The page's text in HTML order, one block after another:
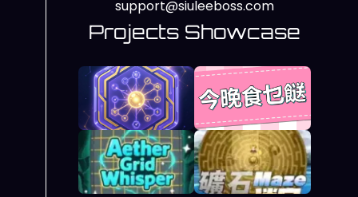
support@siuleeboss.com
Projects Showcase